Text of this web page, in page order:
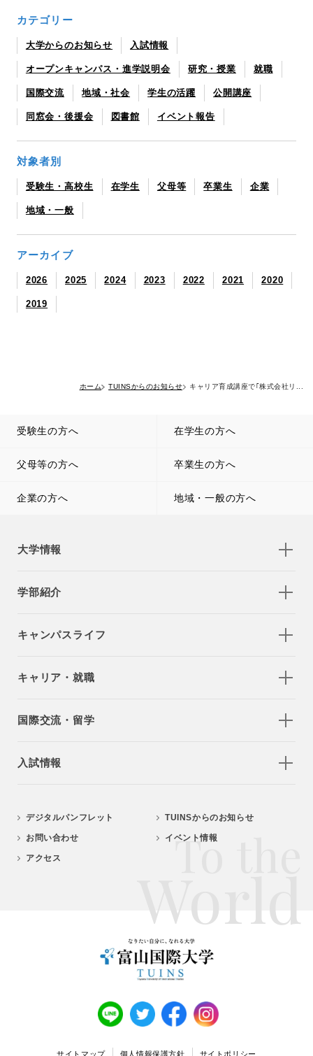
カテゴリー
大学からのお知らせ 入試情報
オープンキャンパス・進学説明会 研究・授業 就職
国際交流 地域・社会 学生の活躍 公開講座
同窓会・後援会 図書館 イベント報告
対象者別
受験生・高校生 在学生 父母等 卒業生 企業
地域・一般
アーカイブ
2026 2025 2024 2023 2022 2021 2020
2019
ホーム TUINSからのお知らせ キャリア育成講座で｢株式会社リ...
受験生の方へ 在学生の方へ
父母等の方へ 卒業生の方へ
企業の方へ 地域・一般の方へ
大学情報
学部紹介
キャンパスライフ
キャリア・就職
国際交流・留学
入試情報
デジタルパンフレット
お問い合わせ
アクセス
TUINSからのお知らせ
イベント情報
To the
World
サイトマップ 個人情報保護方針 サイトポリシー